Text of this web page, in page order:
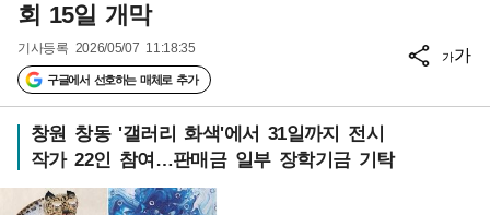
회 15일 개막
기사등록 2026/05/07 11:18:35
구글에서 선호하는 매체로 추가
가가
창원 창동 '갤러리 화색'에서 31일까지 전시
작가 22인 참여…판매금 일부 장학기금 기탁